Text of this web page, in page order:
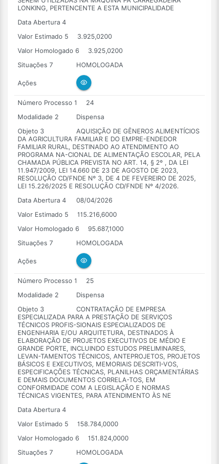
LONKING, PERTENCENTE A ESTA MUNICIPALIDADE
Data Abertura 4
Valor Estimado 5
3.925,0200
Valor Homologado 6
3.925,0200
Situações 7
HOMOLOGADA
Ações
Número Processo 1
24
Modalidade 2
Dispensa
Objeto 3
AQUISIÇÃO DE GÊNEROS ALIMENTÍCIOS
DA AGRICULTURA FAMILIAR E DO EMPRE-ENDEDOR
FAMILIAR RURAL, DESTINADO AO ATENDIMENTO AO
PROGRAMA NA-CIONAL DE ALIMENTAÇÃO ESCOLAR, PELA
CHAMADA PÚBLICA PREVISTA NO ART. 14, § 2º , DA LEI
11.947/2009, LEI 14.660 DE 23 DE AGOSTO DE 2023,
RESOLUÇÃO CD/FNDE Nº 3, DE 4 DE FEVEREIRO DE 2025,
LEI 15.226/2025 E RESOLUÇÃO CD/FNDE Nº 4/2026.
Data Abertura 4
08/04/2026
Valor Estimado 5
115.216,6000
Valor Homologado 6
95.687,1000
Situações 7
HOMOLOGADA
Ações
Número Processo 1
25
Modalidade 2
Dispensa
Objeto 3
CONTRATAÇÃO DE EMPRESA
ESPECIALIZADA PARA A PRESTAÇÃO DE SERVIÇOS
TÉCNICOS PROFIS-SIONAIS ESPECIALIZADOS DE
ENGENHARIA E/OU ARQUITETURA, DESTINADOS À
ELABORAÇÃO DE PROJETOS EXECUTIVOS DE MÉDIO E
GRANDE PORTE, INCLUINDO ESTUDOS PRELIMINARES,
LEVAN-TAMENTOS TÉCNICOS, ANTEPROJETOS, PROJETOS
BÁSICOS E EXECUTIVOS, MEMORIAIS DESCRITI-VOS,
ESPECIFICAÇÕES TÉCNICAS, PLANILHAS ORÇAMENTÁRIAS
E DEMAIS DOCUMENTOS CORRELA-TOS, EM
CONFORMIDADE COM A LEGISLAÇÃO E NORMAS
TÉCNICAS VIGENTES, PARA ATENDIMENTO ÀS NE
Data Abertura 4
Valor Estimado 5
158.784,0000
Valor Homologado 6
151.824,0000
Situações 7
HOMOLOGADA